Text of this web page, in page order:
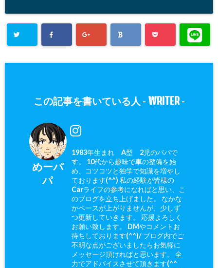
この記事を書いている人 - WRITER-
めーパ
パ
1983年生まれ A型 2児のパパで
す。 10代から趣味で車の整備を始
め、コツコツと独学で知識を増やし
ております(^^) 私の経験が皆様の
Carライフの参考になればと思い、こ
のブログを立ち上げました。 なかな
かペースが上がりませんが、少しず
つ更新していきます。 応援よろしく
お願い致します。 DMやコメントお
待ちしております(^^)/ ブログ内でご
不明な点がございましたらお気軽に
メッセージ頂ければと思います。 全
力でアドバイスさせて頂きます(^^ゞ